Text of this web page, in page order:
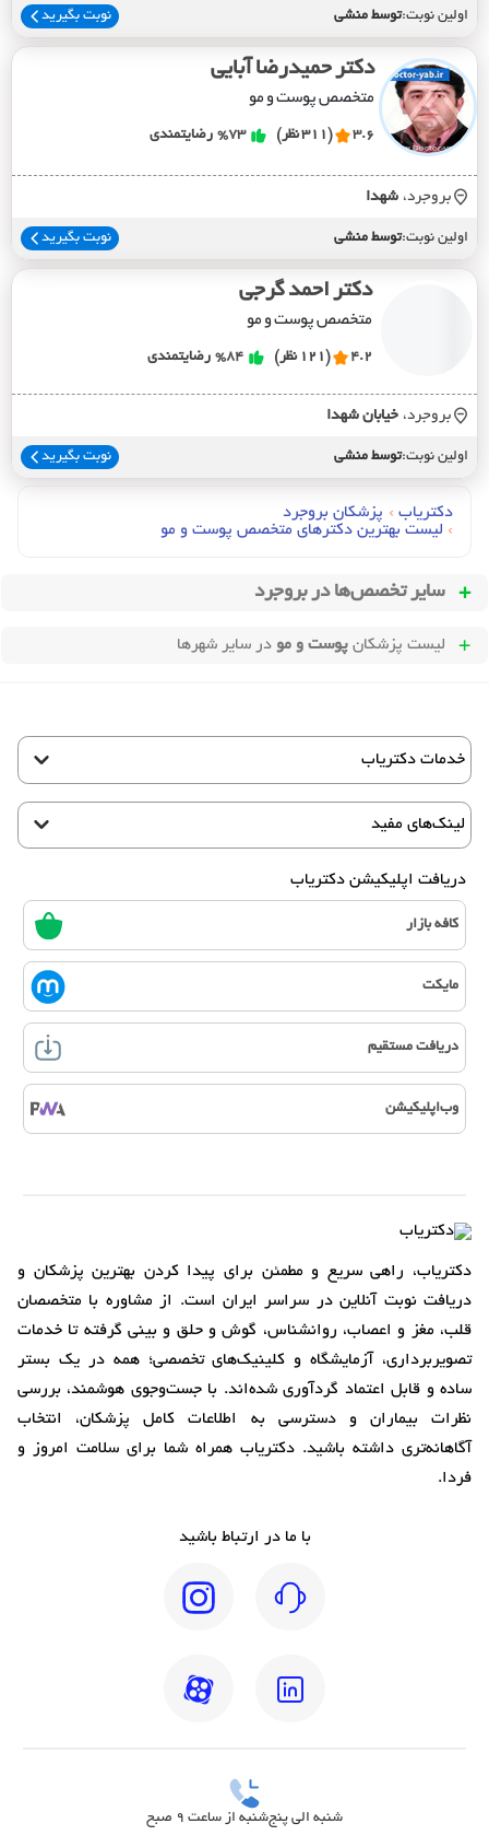
اولین نوبت:توسط منشی نوبت بگیرید
دکتر حمیدرضا آبایی
متخصص پوست و مو
3.6 (311 نظر) %73 رضایتمندی
بروجرد، شهدا
اولین نوبت:توسط منشی نوبت بگیرید
دکتر احمد گرجی
متخصص پوست و مو
4.2 (121 نظر) %84 رضایتمندی
بروجرد، خيابان شهدا
اولین نوبت:توسط منشی نوبت بگیرید
دکتریاب › پزشکان بروجرد
› لیست بهترین دکترهای متخصص پوست و مو
سایر تخصص‌ها دربروجرد
لیست پزشکان پوست و مو در سایر شهرها
خدمات دکتریاب
لینک‌های مفید
دریافت اپلیکیشن دکتریاب
کافه بازار
مایکت
دریافت مستقیم
وب‌اپلیکیشن
دکتریاب، راهی سریع و مطمئن برای پیدا کردن بهترین پزشکان و
دریافت نوبت آنلاین در سراسر ایران است. از مشاوره با متخصصان
قلب، مغز و اعصاب، روانشناس، گوش و حلق و بینی گرفته تا خدمات
تصویربرداری، آزمایشگاه و کلینیک‌های تخصصی؛ همه در یک بستر
ساده و قابل اعتماد گردآوری شده‌اند. با جست‌وجوی هوشمند، بررسی
نظرات بیماران و دسترسی به اطلاعات کامل پزشکان، انتخاب
آگاهانه‌تری داشته باشید. دکتریاب همراه شما برای سلامت امروز و
فردا.
با ما در ارتباط باشید
شنبه الی پنج‌شنبه از ساعت 9 صبح